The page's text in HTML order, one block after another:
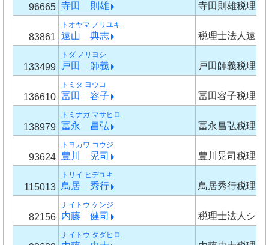
96665 寺田 則雄 寺田則雄税理士
83861
トオヤマ ノリユキ
遠山 典志 税理士法人遠
133499
トダ ノリヨシ
戸田 師義 戸田師義税理士
136610
トミタ ヨウコ
冨田 容子 冨田容子税理士
138979
トミナガ マサヒロ
冨永 昌弘 冨永昌弘税理士
93624
トヨカワ コウジ
豊川 晃司 豊川晃司税理士
115013
トリイ ヒデユキ
鳥居 秀行 鳥居秀行税理士
82156
ナイトウ ケンジ
内藤 健司 税理士法人シ
ナイトウ タダヒロ